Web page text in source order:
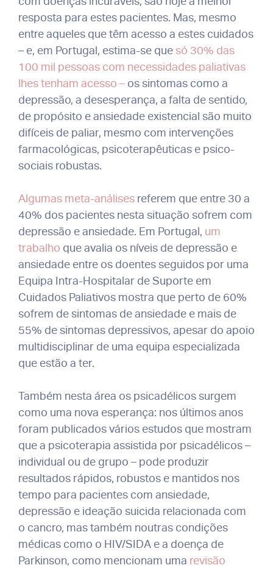
resposta para estes pacientes. Mas, mesmo
entre aqueles que têm acesso a estes cuidados
– e, em Portugal, estima-se que só 30% das
100 mil pessoas com necessidades paliativas
lhes tenham acesso – os sintomas como a
depressão, a desesperança, a falta de sentido,
de propósito e ansiedade existencial são muito
difíceis de paliar, mesmo com intervenções
farmacológicas, psicoterapêuticas e psico-
sociais robustas.
Algumas meta-análises referem que entre 30 a
40% dos pacientes nesta situação sofrem com
depressão e ansiedade. Em Portugal, um
trabalho que avalia os níveis de depressão e
ansiedade entre os doentes seguidos por uma
Equipa Intra-Hospitalar de Suporte em
Cuidados Paliativos mostra que perto de 60%
sofrem de sintomas de ansiedade e mais de
55% de sintomas depressivos, apesar do apoio
multidisciplinar de uma equipa especializada
que estão a ter.
Também nesta área os psicadélicos surgem
como uma nova esperança: nos últimos anos
foram publicados vários estudos que mostram
que a psicoterapia assistida por psicadélicos –
individual ou de grupo – pode produzir
resultados rápidos, robustos e mantidos nos
tempo para pacientes com ansiedade,
depressão e ideação suicida relacionada com
o cancro, mas também noutras condições
médicas como o HIV/SIDA e a doença de
Parkinson, como mencionam uma revisão